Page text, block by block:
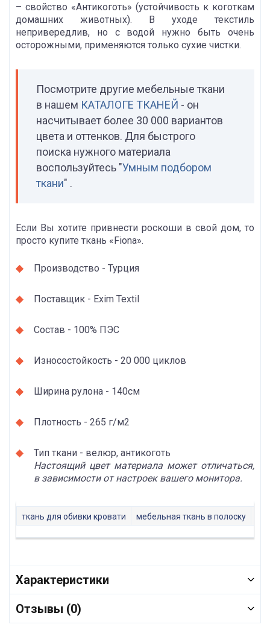
– свойство «Антикоготь» (устойчивость к коготкам
домашних животных). В уходе текстиль
непривередлив, но с водой нужно быть очень
осторожными, применяются только сухие чистки.
Посмотрите другие мебельные ткани
в нашем КАТАЛОГЕ ТКАНЕЙ - он
насчитывает более 30 000 вариантов
цвета и оттенков. Для быстрого
поиска нужного материала
воспользуйтесь "Умным подбором
ткани" .
Если Вы хотите привнести роскоши в свой дом, то
просто купите ткань «Fiona».
Производство - Турция
Поставщик - Exim Textil
Состав - 100% ПЭС
Износостойкость - 20 000 циклов
Ширина рулона - 140см
Плотность - 265 г/м2
Тип ткани - велюр, антикоготь
Настоящий цвет материала может отличаться,
в зависимости от настроек вашего монитора.
ткань для обивки кровати мебельная ткань в полоску
Характеристики
Отзывы (0)